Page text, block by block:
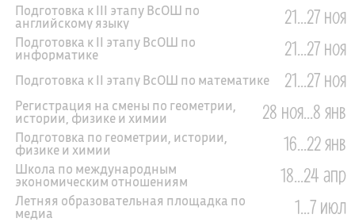
Подготовка к III этапу ВсОШ по
английскому языку 21...27 ноя
Подготовка к II этапу ВсОШ по
информатике 21...27 ноя
Подготовка к II этапу ВсОШ по математике 21...27 ноя
Регистрация на смены по геометрии,
истории, физике и химии 28 ноя...8 янв
Подготовка по геометрии, истории,
физике и химии 16...22 янв
Школа по международным
экономическим отношениям 18...24 апр
Летняя образовательная площадка по
медиа 1...7 июл